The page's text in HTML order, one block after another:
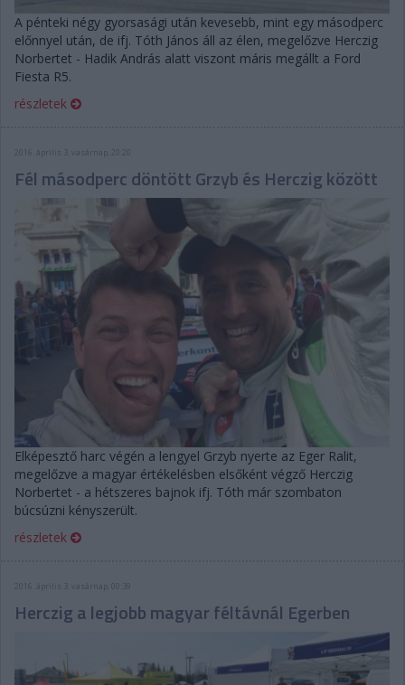
A pénteki négy gyorsasági után kevesebb, mint egy másodperc
előnnyel után, de ifj. Tóth János áll az élen, megelőzve Herczig
Norbertet - Hadik András alatt viszont máris megállt a Ford
Fiesta R5.
részletek
Fél másodperc döntött Grzyb és Herczig között
Elképesztő harc végén a lengyel Grzyb nyerte az Eger Ralit,
megelőzve a magyar értékelésben elsőként végző Herczig
Norbertet - a hétszeres bajnok ifj. Tóth már szombaton
búcsúzni kényszerült.
részletek
Herczig a legjobb magyar féltávnál Egerben